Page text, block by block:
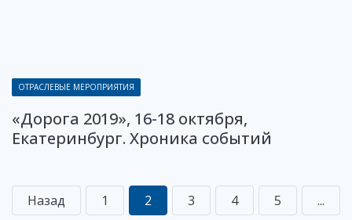
ОТРАСЛЕВЫЕ МЕРОПРИЯТИЯ
«Дорога 2019», 16-18 октября,
Екатеринбург. Хроника событий
Назад 1 2 3 4 5 ...